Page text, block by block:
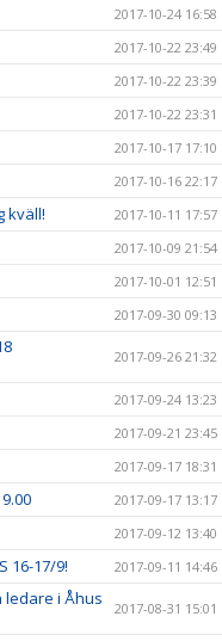
2017-10-24 16:58
2017-10-22 23:49
2017-10-22 23:39
2017-10-22 23:31
2017-10-17 17:10
2017-10-16 22:17
kväll! 2017-10-11 17:57
2017-10-09 21:54
2017-10-01 12:51
2017-09-30 09:13
2017-09-26 21:32
2017-09-24 13:23
2017-09-21 23:45
2017-09-17 18:31
2017-09-17 13:17
2017-09-12 13:40
16-17/9! 2017-09-11 14:46
ledare i Åhus
2017-08-31 15:01